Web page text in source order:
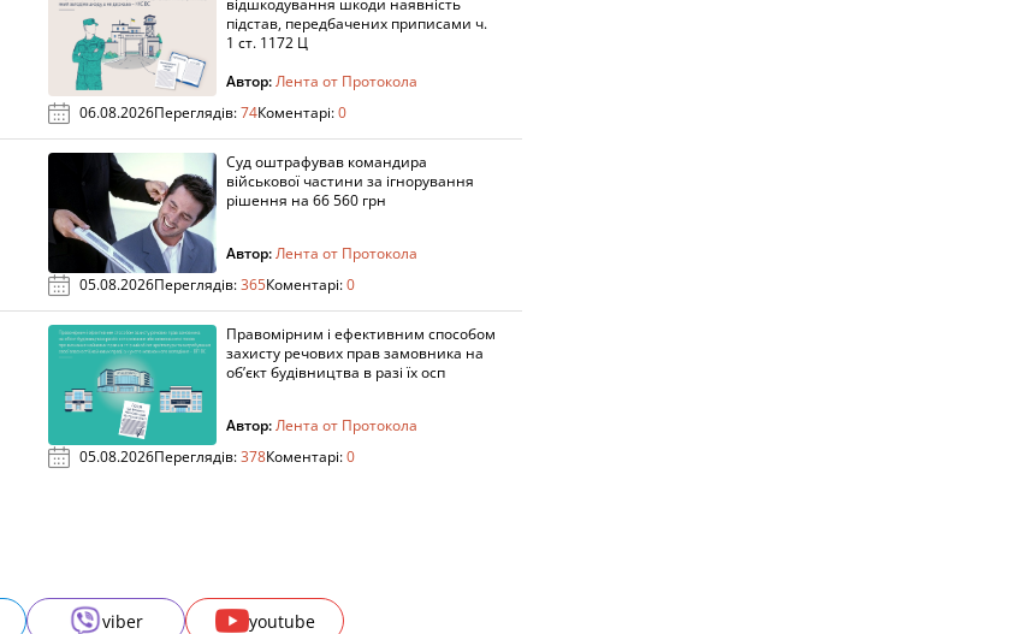
відшкодування шкоди наявність
підстав, передбачених приписами ч.
1 ст. 1172 Ц
Автор:Лента от Протокола
06.08.2026Переглядів:74Коментарі:0
Суд оштрафував командира
військової частини за ігнорування
рішення на 66 560 грн
Автор:Лента от Протокола
05.08.2026Переглядів:365Коментарі:0
Правомірним і ефективним способом
захисту речових прав замовника на
об’єкт будівництва в разі їх осп
Автор:Лента от Протокола
05.08.2026Переглядів:378Коментарі:0
viber youtube